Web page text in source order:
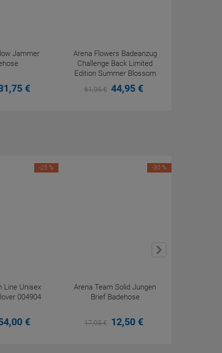
Jammer
75 €
Arena Flowers Badeanzug
Challenge Back Limited
Edition Summer Blossom
61,95€ 44,95 €
Line Unisex
004904
00 €
-25 %
Arena Team Solid Jungen
Brief Badehose
17,95€ 12,50 €
-30 %